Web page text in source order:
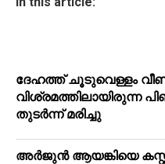
ദേഹത്ത് ചൂടുവെള്ളം
തുടര്‍ന്ന് മരിച്ചു
അര്‍ജുന്‍ ആയങ്കിയെ